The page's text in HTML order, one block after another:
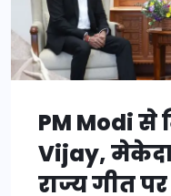
PM Modi से
Vijay,
राज्य गीत